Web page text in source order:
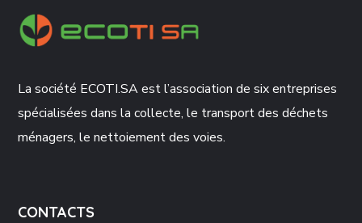
La société ECOTI.SA est l’association de six entreprises
spécialisées dans la collecte, le transport des déchets
ménagers, le nettoiement des voies.
CONTACTS